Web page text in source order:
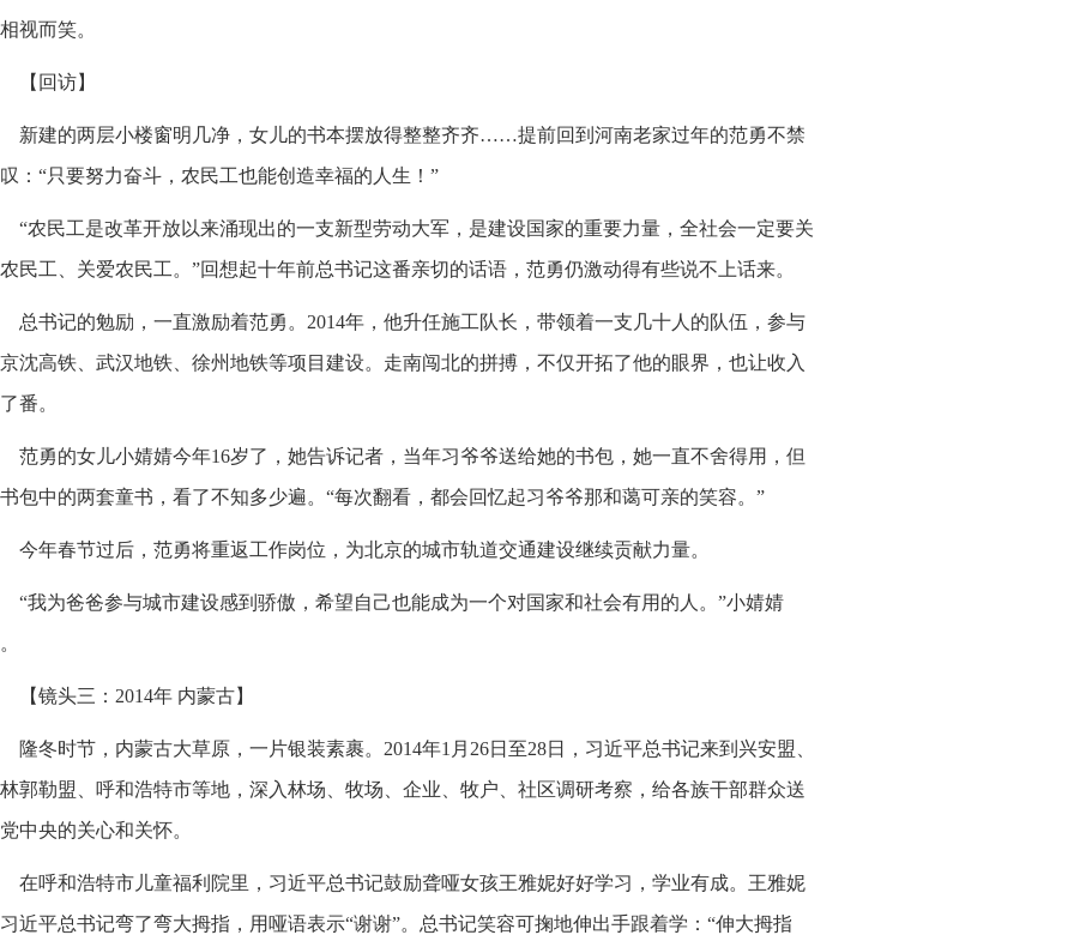
视而笑。
【回访】
新建的两层小楼窗明几净，女儿的书本摆放得整整齐齐……提前回到河南老家过年的范勇不禁
：“只要努力奋斗，农民工也能创造幸福的人生！”
“农民工是改革开放以来涌现出的一支新型劳动大军，是建设国家的重要力量，全社会一定要关
民工、关爱农民工。”回想起十年前总书记这番亲切的话语，范勇仍激动得有些说不上话来。
总书记的勉励，一直激励着范勇。2014年，他升任施工队长，带领着一支几十人的队伍，参与
沈高铁、武汉地铁、徐州地铁等项目建设。走南闯北的拼搏，不仅开拓了他的眼界，也让收入
番。
范勇的女儿小婧婧今年16岁了，她告诉记者，当年习爷爷送给她的书包，她一直不舍得用，但
包中的两套童书，看了不知多少遍。“每次翻看，都会回忆起习爷爷那和蔼可亲的笑容。”
今年春节过后，范勇将重返工作岗位，为北京的城市轨道交通建设继续贡献力量。
“我为爸爸参与城市建设感到骄傲，希望自己也能成为一个对国家和社会有用的人。”小婧婧
【镜头三：2014年 内蒙古】
隆冬时节，内蒙古大草原，一片银装素裹。2014年1月26日至28日，习近平总书记来到兴安盟、
郭勒盟、呼和浩特市等地，深入林场、牧场、企业、牧户、社区调研考察，给各族干部群众送
中央的关心和关怀。
在呼和浩特市儿童福利院里，习近平总书记鼓励聋哑女孩王雅妮好好学习，学业有成。王雅妮
近平总书记弯了弯大拇指，用哑语表示“谢谢”。总书记笑容可掬地伸出手跟着学：“伸大拇指